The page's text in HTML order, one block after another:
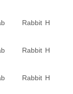
Rabbit H
Rabbit H
Rabbit H